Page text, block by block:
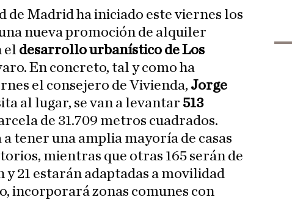
de Madrid ha iniciado este viernes los
nueva promoción de alquiler
el desarrollo urbanístico de Los
En concreto, tal y como ha
el consejero de Vivienda, Jorge
al lugar, se van a levantar 513
de 31.709 metros cuadrados.
tener una amplia mayoría de casas
mientras que otras 165 serán de
y 21 estarán adaptadas a movilidad
incorporará zonas comunes con